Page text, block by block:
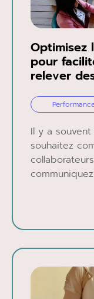
Optimisez
pour
relever
Il y a
souhaitez